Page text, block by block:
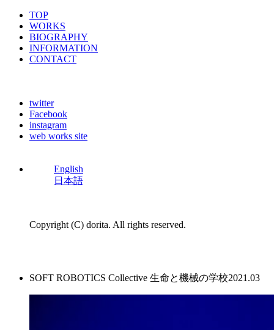
TOP
WORKS
BIOGRAPHY
INFORMATION
CONTACT
twitter
Facebook
instagram
web works site
English
日本語
Copyright (C) dorita. All rights reserved.
SOFT ROBOTICS Collective 生命と機械の学校2021.03